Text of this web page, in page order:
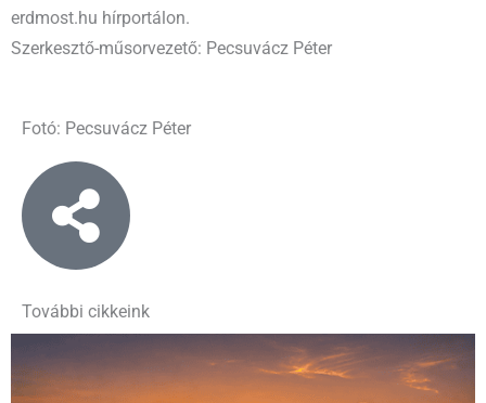
erdmost.hu hírportálon.
Szerkesztő-műsorvezető: Pecsuvácz Péter
Fotó: Pecsuvácz Péter
További cikkeink